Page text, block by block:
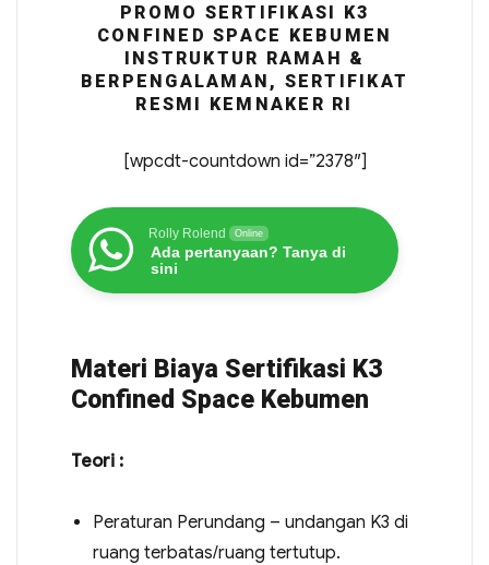
PROMO SERTIFIKASI K3
CONFINED SPACE KEBUMEN
INSTRUKTUR RAMAH &
BERPENGALAMAN, SERTIFIKAT
RESMI KEMNAKER RI
[wpcdt-countdown id=”2378″]
Rolly Rolend Online
Ada pertanyaan? Tanya di
sini
Materi Biaya Sertifikasi K3
Confined Space Kebumen
Teori :
Peraturan Perundang – undangan K3 di
ruang terbatas/ruang tertutup.